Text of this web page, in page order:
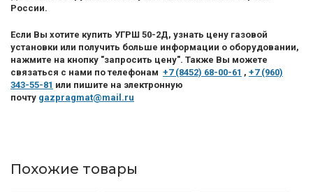
России.
Если Вы хотите купить УГРШ 50-2Д, узнать цену газовой
установки или получить больше информации о оборудовании,
нажмите на кнопку "запросить цену". Также Вы можете
связаться с нами по телефонам +7 (8452) 68-00-61 , +7 (960)
343-55-81 или пишите на электронную
почту gazpragmat@mail.ru
Похожие товары